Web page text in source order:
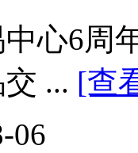
心6周
... [查
06